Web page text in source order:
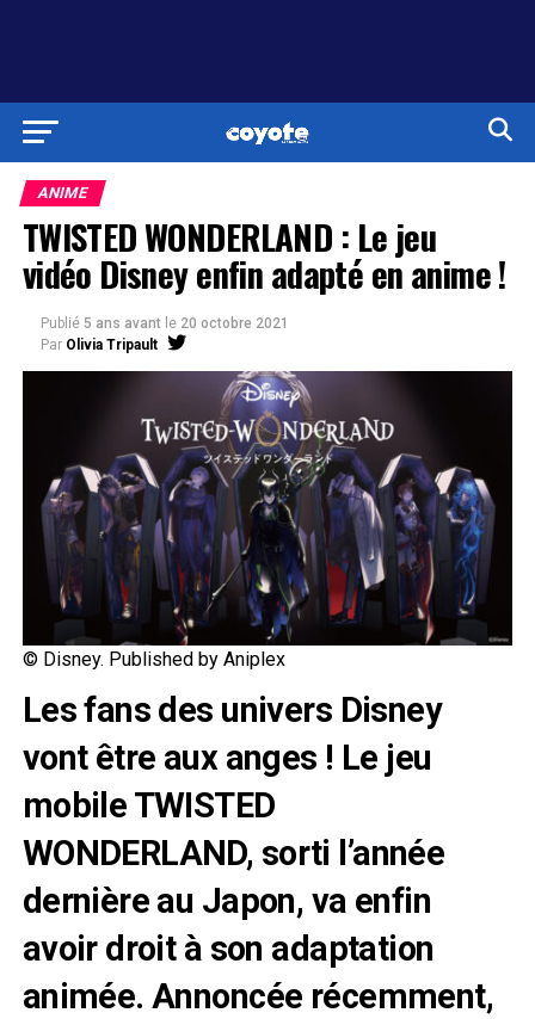
ANIME
TWISTED WONDERLAND : Le jeu
vidéo Disney enfin adapté en anime !
Publié 5 ans avant le 20 octobre 2021
Par Olivia Tripault
© Disney. Published by Aniplex
Les fans des univers Disney
vont être aux anges ! Le jeu
mobile TWISTED
WONDERLAND, sorti l’année
dernière au Japon, va enfin
avoir droit à son adaptation
animée. Annoncée récemment,